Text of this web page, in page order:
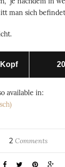
man sich
available in:
)
2 Comments